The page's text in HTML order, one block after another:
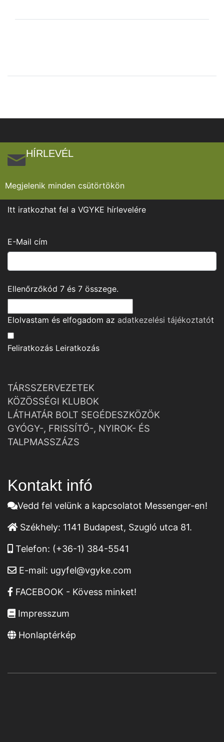
HÍRLEVÉL
Megjelenik minden csütörtökön
Itt iratkozhat fel a VGYKE hírlevelére
E-Mail cím
Ellenőrzőkód 7 és 7 összege.
Elolvastam és elfogadom az adatkezelési tájékoztatót
Feliratkozás Leiratkozás
TÁRSSZERVEZETEK
KÖZÖSSÉGI KLUBOK
LÁTHATÁR BOLT SEGÉDESZKÖZÖK
GYÓGY-, FRISSÍTŐ-, NYIROK- ÉS
TALPMASSZÁZS
Kontakt infó
Vedd fel velünk a kapcsolatot Messenger-en!
Székhely: 1141 Budapest, Szugló utca 81.
Telefon: (+36-1) 384-5541
E-mail: ugyfel@vgyke.com
FACEBOOK - Kövess minket!
Impresszum
Honlaptérkép